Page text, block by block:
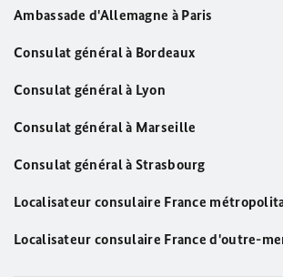
Ambassade d'Allemagne à Paris
Consulat général à Bordeaux
Consulat général à Lyon
Consulat général à Marseille
Consulat général à Strasbourg
Localisateur consulaire France
Localisateur consulaire France d'outre-